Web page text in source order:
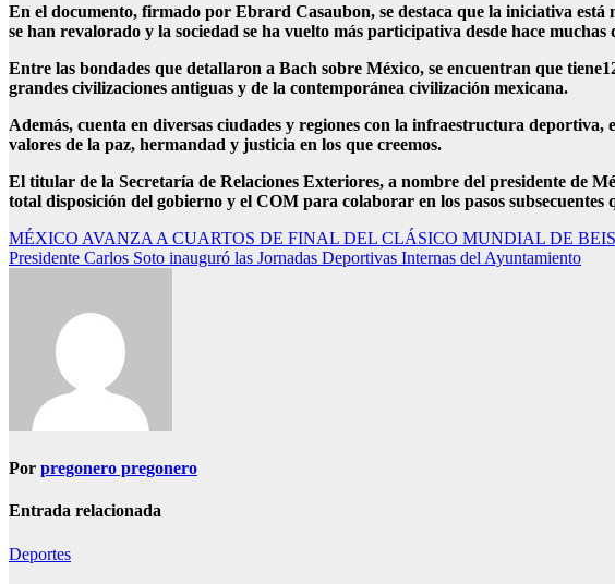
En el documento, firmado por Ebrard Casaubon, se destaca que la iniciativa
se han revalorado y la sociedad se ha vuelto más participativa desde hace
Entre las bondades que detallaron a Bach sobre México, se encuentran que
grandes civilizaciones antiguas y de la contemporánea civilización mexicana.
Además, cuenta en diversas ciudades y regiones con la infraestructura
valores de la paz, hermandad y justicia en los que creemos.
El titular de la Secretaría de Relaciones Exteriores, a nombre del presidente de
total disposición del gobierno y el COM para colaborar en los pasos subsecuentes
Navegación
de
MÉXICO AVANZA A CUARTOS DE FINAL DEL CLÁSICO MUNDIAL DE
Presidente Carlos Soto inauguró las Jornadas Deportivas Internas del Ayuntamiento
Por pregonero pregonero
Entrada relacionada
Deportes